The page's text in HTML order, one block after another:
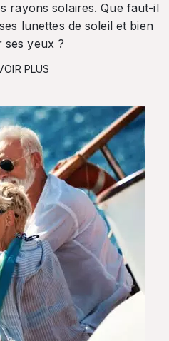
rayons solaires. Que faut-il
lunettes de soleil et bien
ses yeux ?
PLUS